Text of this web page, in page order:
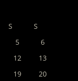
S
S
5
6
12
13
19
20